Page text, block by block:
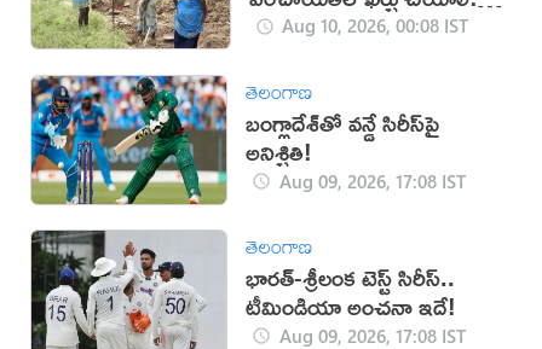
కేంద్రంAug 10, 2026, 00:08 IST
తెలంగాణ
బంగ్లాదేశ్‌తో వన్డే సిరీస్‌పై
అనిశ్చితి!
Aug 09, 2026, 17:08 IST
తెలంగాణ
భారత్-శ్రీలంక టెస్ట్ సిరీస్..
టీమిండియా అంచనా ఇదే!
Aug 09, 2026, 17:08 IST